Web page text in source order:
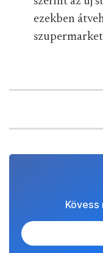
ezekben
Kövess